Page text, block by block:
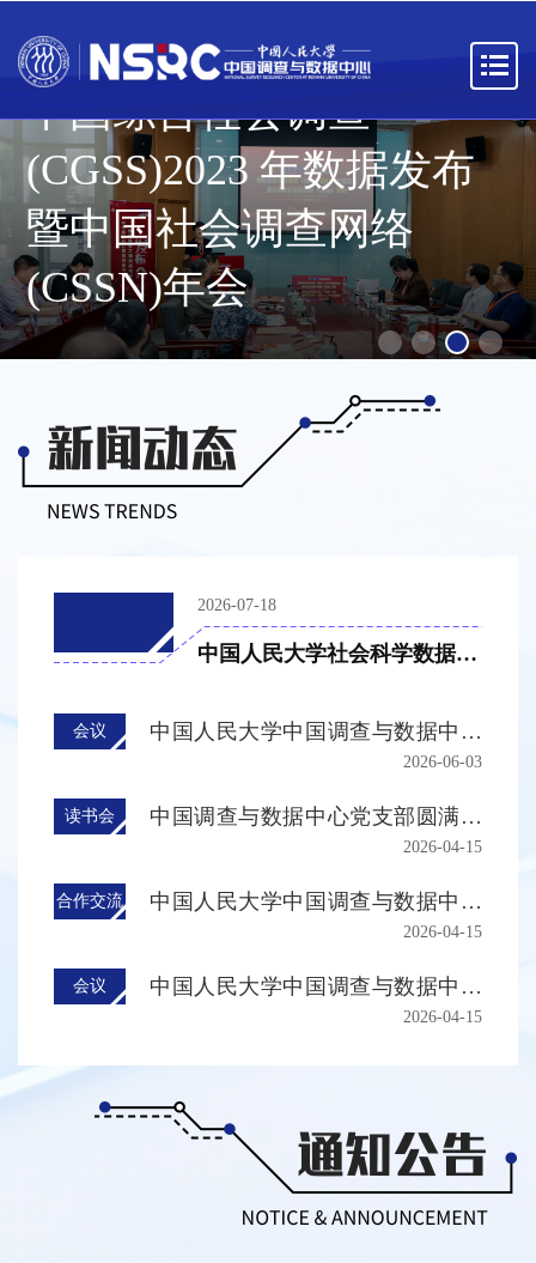
中国综合社会调查
(CGSS)2023 年数据发布
暨中国社会调查网络
(CSSN)年会
2026-07-18
中国人民大学社会科学数据资
会调查2026启动会顺利举行
会议
中国人民大学中国调查与数据中心
首批兼职研究员聘任会顺利举行
2026-06-03
读书会
中国调查与数据中心党支部圆满完
成《习近平关于树立和践行正确政
绩观论述摘编》集体通读
2026-04-15
合作交流
中国人民大学中国调查与数据中心
与中国发展研究基金会开展数据开
发与合作交流
2026-04-15
会议
中国人民大学中国调查与数据中心
伦理审查委员会成立会议召开2026-04-15